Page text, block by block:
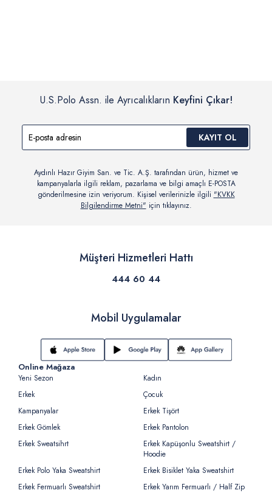
U.S.Polo Assn. ile Ayrıcalıkların Keyfini Çıkar!
KAYIT OL
Aydınlı Hazır Giyim San. ve Tic. A.Ş. tarafından ürün, hizmet ve
kampanyalarla ilgili reklam, pazarlama ve bilgi amaçlı E-POSTA
gönderilmesine izin veriyorum. Kişisel verilerinizle ilgili "KVKK
Bilgilendirme Metni" için tıklayınız.
Müşteri Hizmetleri Hattı
444 60 44
Mobil Uygulamalar
Online Mağaza
Yeni Sezon
Kadın
Erkek
Çocuk
Kampanyalar
Erkek Tişört
Erkek Gömlek
Erkek Pantolon
Erkek Sweatsihrt
Erkek Kapüşonlu Sweatshirt /
Hoodie
Erkek Polo Yaka Sweatshirt
Erkek Bisiklet Yaka Sweatshirt
Erkek Fermuarlı Sweatshirt
Erkek Yarım Fermuarlı / Half Zip